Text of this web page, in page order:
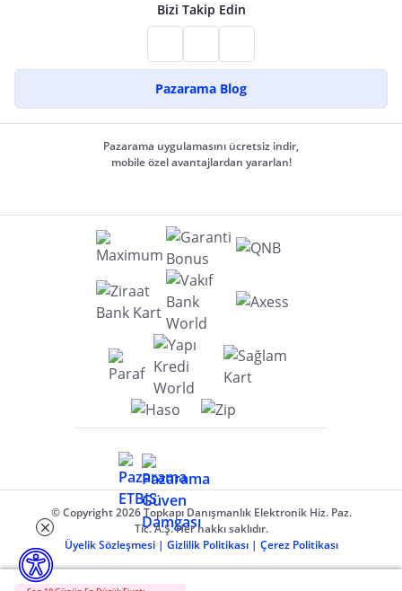
Bizi Takip Edin
Pazarama Blog
Pazarama uygulamasını ücretsiz indir,
mobile özel avantajlardan yararlan!
© Copyright 2026 Topkapı Danışmanlık Elektronik Hiz. Paz.
Tic. A.Ş. Her hakkı saklıdır.
Üyelik Sözleşmesi | Gizlilik Politikası | Çerez Politikası